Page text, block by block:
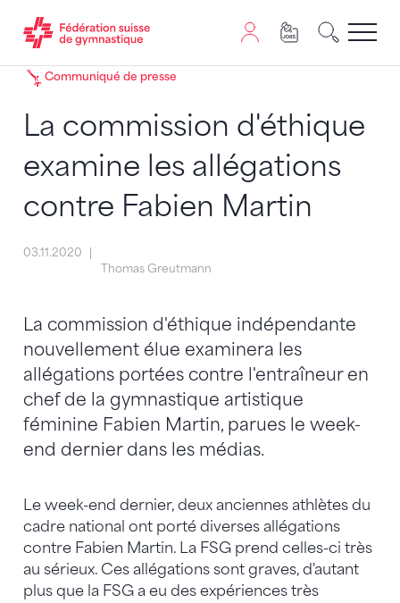
Passer au contenu
Naviguer vers le plan du siten
JavaScript est nécessaire pour naviguer sur ce site.
Communiqué de presse
La commission d'éthique
examine les allégations
contre Fabien Martin
03.11.2020
Thomas Greutmann
La commission d'éthique indépendante
nouvellement élue examinera les
allégations portées contre l'entraîneur en
chef de la gymnastique artistique
féminine Fabien Martin, parues le week-
end dernier dans les médias.
Le week-end dernier, deux anciennes athlètes du
cadre national ont porté diverses allégations
contre Fabien Martin. La FSG prend celles-ci très
au sérieux. Ces allégations sont graves, d'autant
plus que la FSG a eu des expériences très